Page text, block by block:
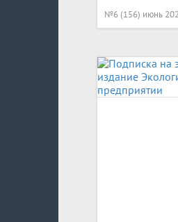
№6 (156) июнь